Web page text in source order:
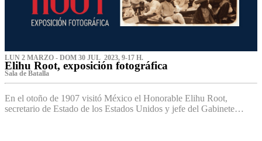
LUN 2 MARZO - DOM 30 JUL 2023, 9-17 H.
Elihu Root, exposición fotográfica
Sala de Batalla
En el otoño de 1907 visitó México el Honorable Elihu Root,
secretario de Estado de los Estados Unidos y jefe del Gabinete…